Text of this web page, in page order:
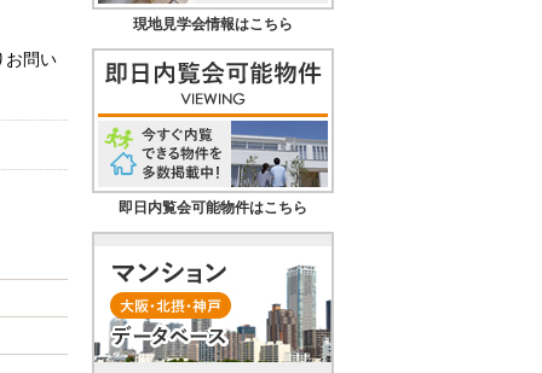
お問い
現地見学会情報はこちら
即日内覧会可能物件はこちら